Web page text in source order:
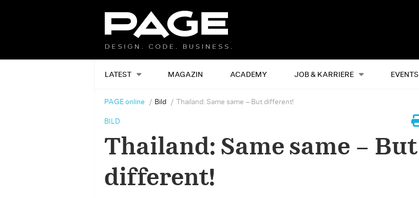
LATEST MAGAZIN ACADEMY JOB & KARRIERE EVENTS
Alles
PAGE online Bild Thailand: Same same – But different!
BILD
Thailand: Same same – But
different!